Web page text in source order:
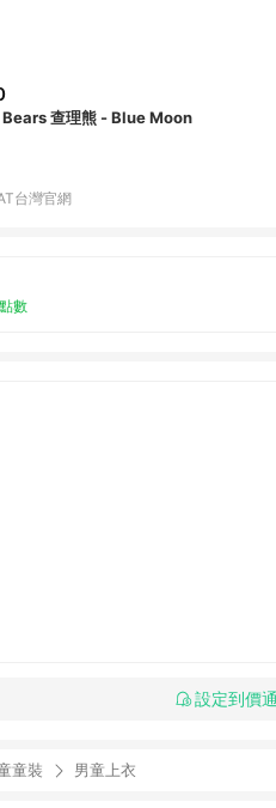
查理熊 - Blue Moon
台灣官網
數
設定到價
童裝 男童上衣